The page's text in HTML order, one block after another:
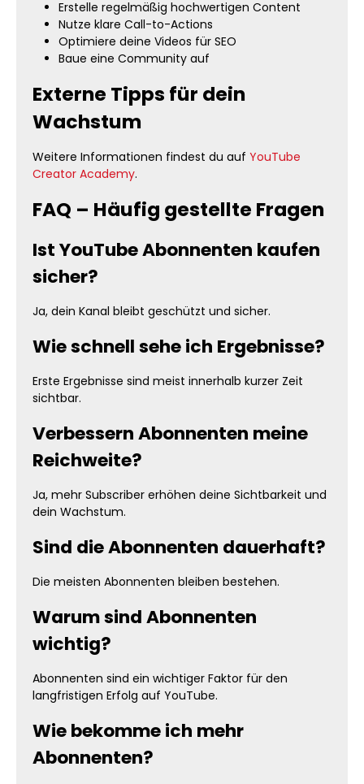
Erstelle regelmäßig hochwertigen Content
Nutze klare Call-to-Actions
Optimiere deine Videos für SEO
Baue eine Community auf
Externe Tipps für dein
Wachstum
Weitere Informationen findest du auf YouTube
Creator Academy.
FAQ – Häufig gestellte Fragen
Ist YouTube Abonnenten kaufen
sicher?
Ja, dein Kanal bleibt geschützt und sicher.
Wie schnell sehe ich Ergebnisse?
Erste Ergebnisse sind meist innerhalb kurzer Zeit
sichtbar.
Verbessern Abonnenten meine
Reichweite?
Ja, mehr Subscriber erhöhen deine Sichtbarkeit und
dein Wachstum.
Sind die Abonnenten dauerhaft?
Die meisten Abonnenten bleiben bestehen.
Warum sind Abonnenten
wichtig?
Abonnenten sind ein wichtiger Faktor für den
langfristigen Erfolg auf YouTube.
Wie bekomme ich mehr
Abonnenten?